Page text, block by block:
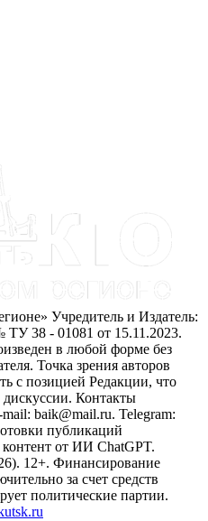
Учредитель и Издатель:
- 01081 от 15.11.2023.
в любой форме без
Точка зрения авторов
с позицией Редакции, что
дискуссии. Контакты
baik@mail.ru. Telegram:
публикаций
контент от ИИ ChatGPT.
12+. Финансирование
за счет средств
политические партии.